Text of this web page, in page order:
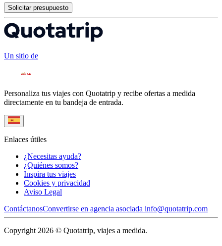
Solicitar presupuesto
Un sitio de
Personaliza tus viajes con Quotatrip y recibe ofertas a medida
directamente en tu bandeja de entrada.
Enlaces útiles
¿Necesitas ayuda?
¿Quiénes somos?
Inspira tus viajes
Cookies y privacidad
Aviso Legal
ContáctanosConvertirse en agencia asociada info@quotatrip.com
Copyright 2026 © Quotatrip, viajes a medida.